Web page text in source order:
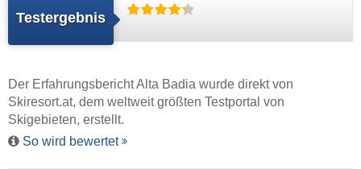
Testergebnis
Der Erfahrungsbericht Alta Badia wurde direkt von
Skiresort.at, dem weltweit größten Testportal von
Skigebieten, erstellt.
So wird bewertet